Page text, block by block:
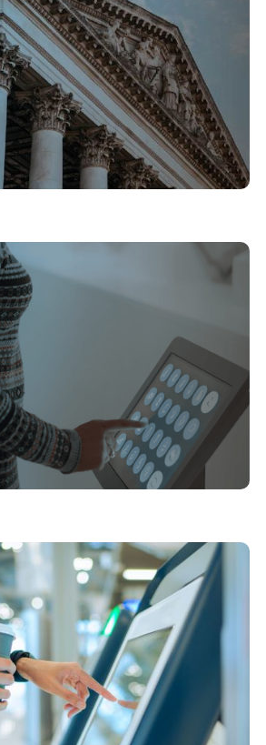
atrai novos públicos
nos órgãos públicos: boas
de memória